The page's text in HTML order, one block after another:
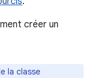
créer un
la classe